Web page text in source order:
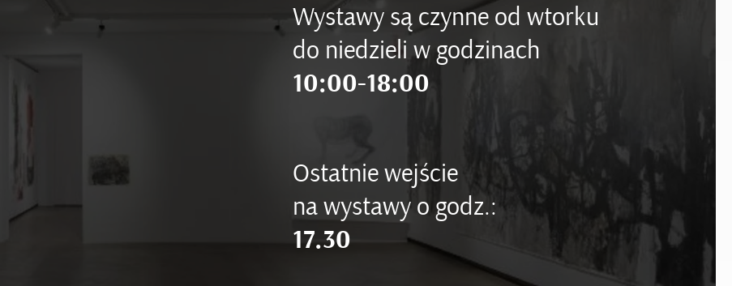
Wystawy są czynne od wtorku
do niedzieli w godzinach
10:00-18:00
Ostatnie wejście
na wystawy o godz.:
17.30